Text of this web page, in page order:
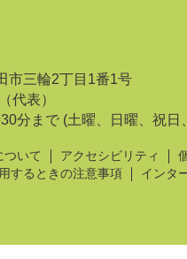
三輪2丁目1番1号
代表）
分まで (土曜、日曜、祝日
ついて アクセシビリティ
するときの注意事項
インタ